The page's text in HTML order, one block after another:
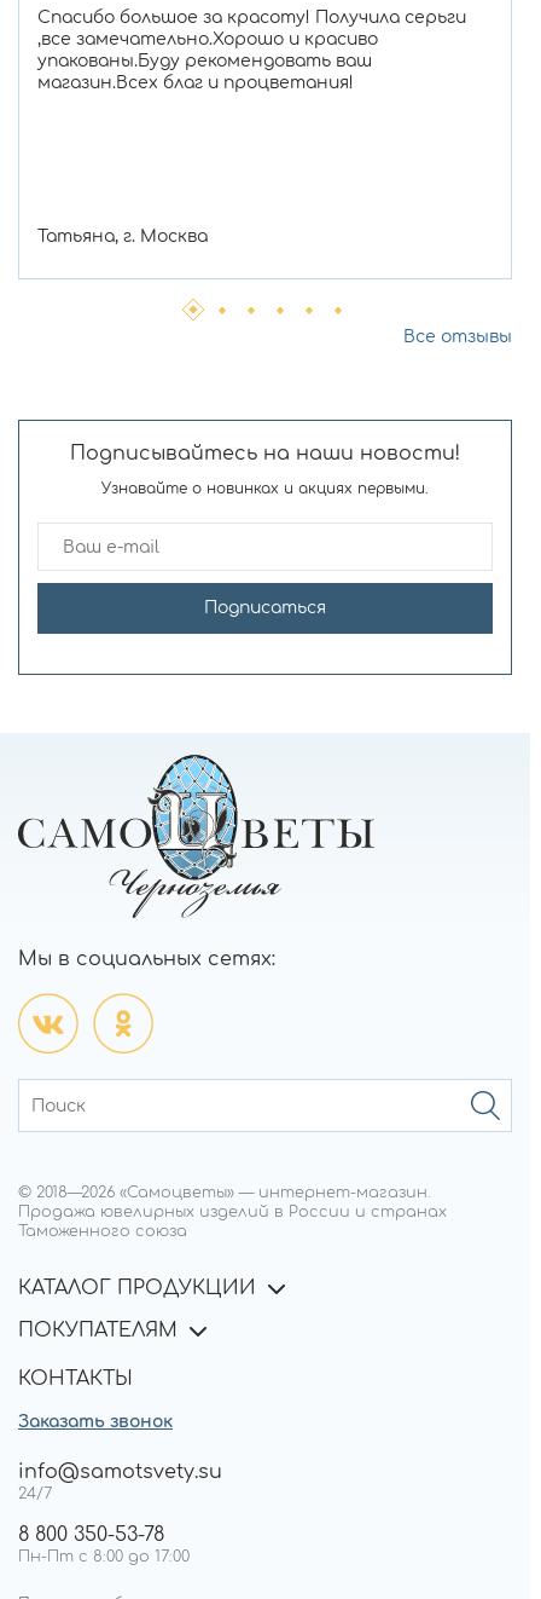
Спасибо большое за красоту! Получила серьги
,все замечательно.Хорошо и красиво
упакованы.Буду рекомендовать ваш
магазин.Всех благ и процветания!
Татьяна, г. Москва
Все отзывы
Подписывайтесь на наши новости!
Узнавайте о новинках и акциях первыми.
Подписаться
Мы в социальных сетях:
© 2018—2026 «Самоцветы» — интернет-магазин.
Продажа ювелирных изделий в России и странах
Таможенного союза
КАТАЛОГ ПРОДУКЦИИ
ПОКУПАТЕЛЯМ
КОНТАКТЫ
Заказать звонок
info@samotsvety.su
24/7
8 800 350-53-78
Пн-Пт с 8:00 до 17:00